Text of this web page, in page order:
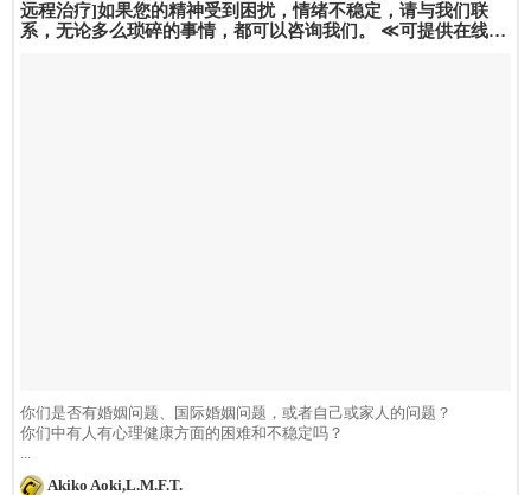
远程治疗]如果您的精神受到困扰，情绪不稳定，请与我们联
系，无论多么琐碎的事情，都可以咨询我们。 ≪可提供在线咨
你们是否有婚姻问题、国际婚姻问题，或者自己或家人的问题？
你们中有人有心理健康方面的困难和不稳定吗？
...
Akiko Aoki,L.M.F.T.